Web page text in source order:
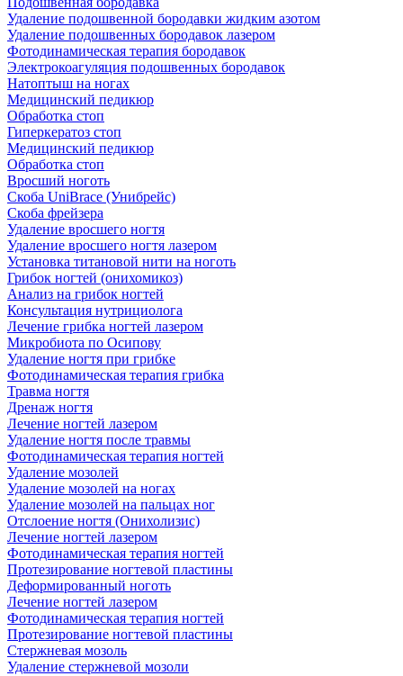
Удаление подошвенной бородавки жидким азотом
Удаление подошвенных бородавок лазером
Фотодинамическая терапия бородавок
Электрокоагуляция подошвенных бородавок
Натоптыш на ногах
Медицинский педикюр
Обработка стоп
Гиперкератоз стоп
Медицинский педикюр
Обработка стоп
Вросший ноготь
Скоба UniBrace (Унибрейс)
Скоба фрейзера
Удаление вросшего ногтя
Удаление вросшего ногтя лазером
Установка титановой нити на ноготь
Грибок ногтей (онихомикоз)
Анализ на грибок ногтей
Консультация нутрициолога
Лечение грибка ногтей лазером
Микробиота по Осипову
Удаление ногтя при грибке
Фотодинамическая терапия грибка
Травма ногтя
Дренаж ногтя
Лечение ногтей лазером
Удаление ногтя после травмы
Фотодинамическая терапия ногтей
Удаление мозолей
Удаление мозолей на ногах
Удаление мозолей на пальцах ног
Отслоение ногтя (Онихолизис)
Лечение ногтей лазером
Фотодинамическая терапия ногтей
Протезирование ногтевой пластины
Деформированный ноготь
Лечение ногтей лазером
Фотодинамическая терапия ногтей
Протезирование ногтевой пластины
Стержневая мозоль
Удаление стержневой мозоли